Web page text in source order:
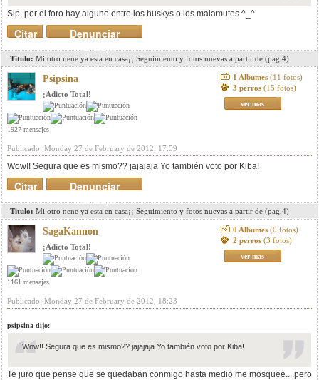
Sip, por el foro hay alguno entre los huskys o los malamutes ^_^
Denunciar
mensaje
Citar
Titulo: Mi otro nene ya esta en casa¡¡ Seguimiento y fotos nuevas a partir de (pag.4)
Psipsina
¡Adicto Total!
1927 mensajes
1 Albumes (11 fotos)
3 perros (15 fotos)
ver mas
Publicado: Monday 27 de February de 2012, 17:59
Wow!! Segura que es mismo?? jajajaja Yo también voto por Kiba!
Denunciar
mensaje
Citar
Titulo: Mi otro nene ya esta en casa¡¡ Seguimiento y fotos nuevas a partir de (pag.4)
SagaKannon
¡Adicto Total!
1161 mensajes
0 Albumes (0 fotos)
2 perros (3 fotos)
ver mas
Publicado: Monday 27 de February de 2012, 18:23
psipsina dijo:
Wow!! Segura que es mismo?? jajajaja Yo también voto por Kiba!
Te juro que pense que se quedaban conmigo hasta medio me mosquee....pero